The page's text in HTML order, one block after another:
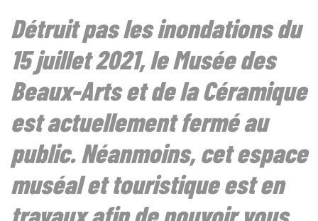
FR
Détruit pas les inondations du
15 juillet 2021, le Musée des
Beaux-Arts et de la Céramique
est actuellement fermé au
public. Néanmoins, cet espace
muséal et touristique est en
travaux afin de pouvoir vous